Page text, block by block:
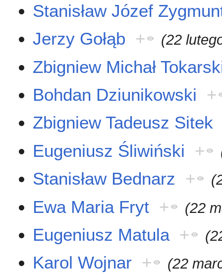
Stanisław Józef
Jerzy Gołąb + (22
Zbigniew Michał
Bohdan Dziunikowski
+
Zbigniew Tadeusz Sitek
Eugeniusz Śliwiński
+
Stanisław Bednarz +
Ewa Maria Fryt + (22
Eugeniusz Matula +
Karol Wojnar + (22